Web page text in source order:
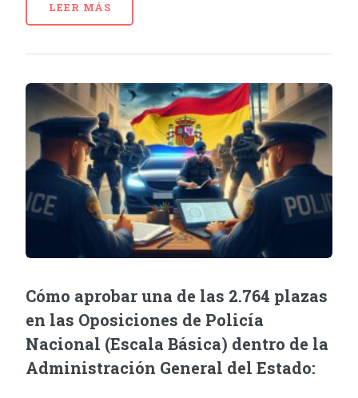
LEER MÁS
Cómo aprobar una de las 2.764 plazas
en las Oposiciones de Policía
Nacional (Escala Básica) dentro de la
Administración General del Estado: